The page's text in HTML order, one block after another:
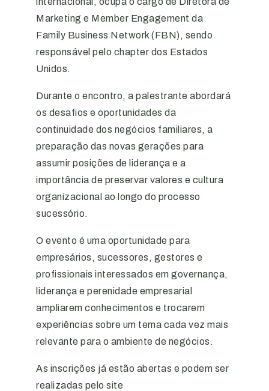
Marketing e Member Engagement da
Family Business Network (FBN), sendo
responsável pelo chapter dos Estados
Unidos.
Durante o encontro, a palestrante abordará
os desafios e oportunidades da
continuidade dos negócios familiares, a
preparação das novas gerações para
assumir posições de liderança e a
importância de preservar valores e cultura
organizacional ao longo do processo
sucessório.
O evento é uma oportunidade para
empresários, sucessores, gestores e
profissionais interessados em governança,
liderança e perenidade empresarial
ampliarem conhecimentos e trocarem
experiências sobre um tema cada vez mais
relevante para o ambiente de negócios.
As inscrições já estão abertas e podem ser
realizadas pelo site